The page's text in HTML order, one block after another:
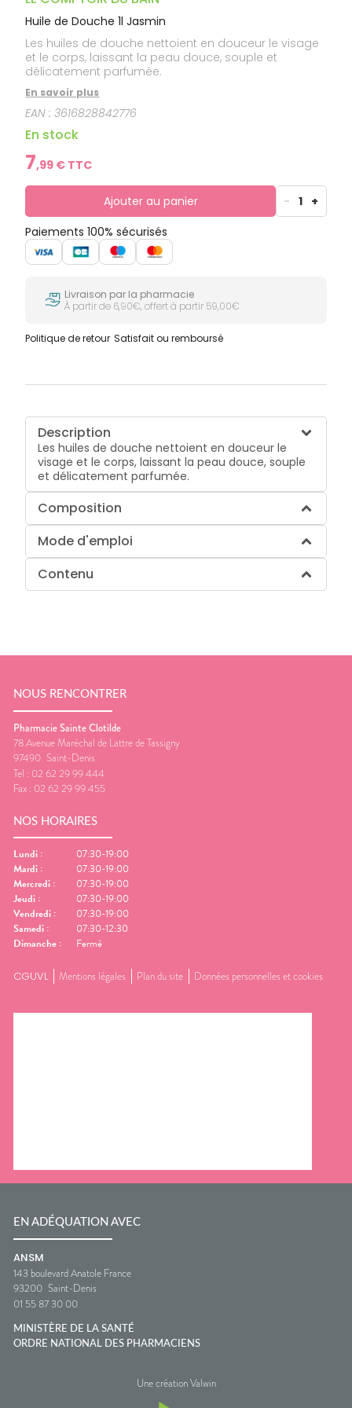
Huile de Douche 1l Jasmin
Les huiles de douche nettoient en douceur le visage
et le corps, laissant la peau douce, souple et
délicatement parfumée.
En savoir plus
EAN :3616828842776
En stock
7,99 € TTC
Ajouter au panier - 1 +
Paiements 100% sécurisés
Livraison par la pharmacie
À partir de 6,90€, offert à partir 59,00€
Politique de retour Satisfait ou remboursé
Description
Les huiles de douche nettoient en douceur le
visage et le corps, laissant la peau douce, souple
et délicatement parfumée.
Composition
Mode d'emploi
Contenu
NOUS RENCONTRER
Pharmacie Sainte Clotilde
78 Avenue Maréchal de Lattre de Tassigny
97490 Saint-Denis
Tel : 02 62 29 99 444
Fax : 02 62 29 99 455
NOS HORAIRES
Lundi :
07:30-19:00
Mardi :
07:30-19:00
Mercredi :
07:30-19:00
Jeudi :
07:30-19:00
Vendredi :
07:30-19:00
Samedi :
07:30-12:30
Dimanche : Fermé
CGUVL Mentions légales Plan du site Données personnelles et cookies
EN ADÉQUATION AVEC
ANSM
143 boulevard Anatole France
93200 Saint-Denis
01 55 87 30 00
MINISTÈRE DE LA SANTÉ
ORDRE NATIONAL DES PHARMACIENS
Une création Valwin